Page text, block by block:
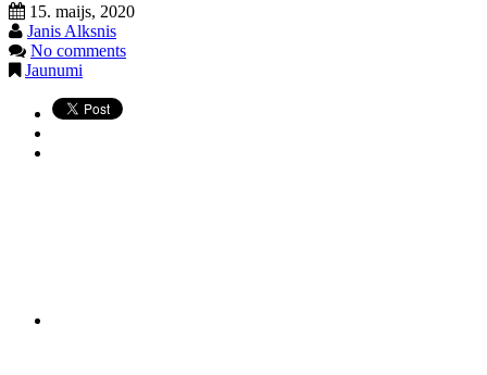
15. maijs, 2020
Janis Alksnis
No comments
Jaunumi